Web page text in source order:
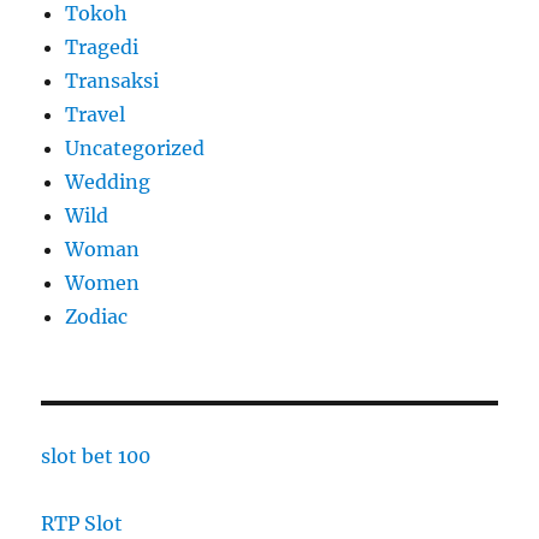
Tokoh
Tragedi
Transaksi
Travel
Uncategorized
Wedding
Wild
Woman
Women
Zodiac
slot bet 100
RTP Slot